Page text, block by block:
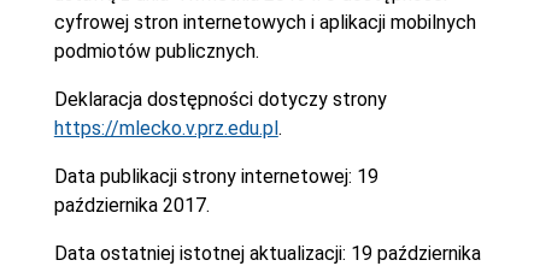
cyfrowej stron internetowych i aplikacji mobilnych
podmiotów publicznych.
Deklaracja dostępności dotyczy strony
https://mlecko.v.prz.edu.pl.
Data publikacji strony internetowej: 19
października 2017.
Data ostatniej istotnej aktualizacji: 19 października